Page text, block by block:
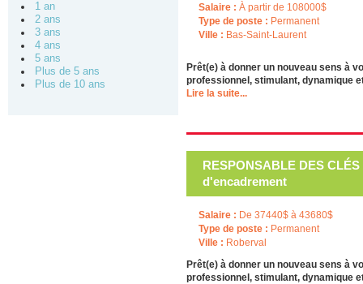
1 an
2 ans
3 ans
4 ans
5 ans
Plus de 5 ans
Plus de 10 ans
Salaire : À partir de 108000$
Type de poste : Permanent
Ville : Bas-Saint-Laurent
Prêt(e) à donner un nouveau sens à
professionnel, stimulant, dynamique
Lire la suite...
RESPONSABLE DES
d'encadrement
Salaire : De 37440$ à 43680$
Type de poste : Permanent
Ville : Roberval
Prêt(e) à donner un nouveau sens à
professionnel, stimulant, dynamique